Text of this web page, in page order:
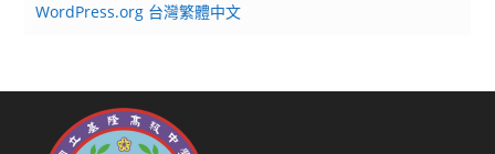
WordPress.org 台灣繁體中文